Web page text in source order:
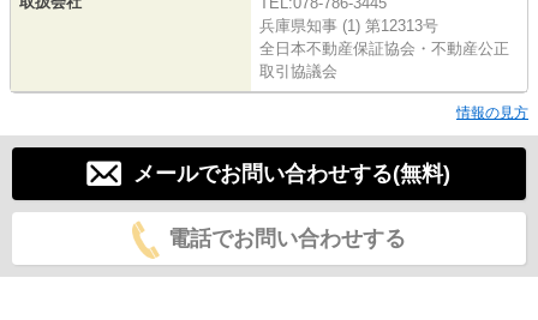
兵庫県知事 (1) 第12313号
全日本不動産保証協会・不動産公正
取引協議会
情報の見方
メールでお問い合わせする(無料)
電話でお問い合わせする